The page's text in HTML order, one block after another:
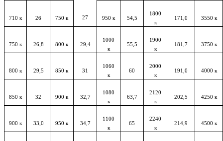
710 к 26 750 к 27 950 к 54,5
1800
к
171,0 3550 к
750 к 26,8 800 к 29,4
1000
к
55,5
1900
к
181,7 3750 к
800 к 29,5 850 к 31
1060
к
60
2000
к
191,0 4000 к
850 к 32 900 к 32,7
1080
к
63,7
2120
к
202,5 4250 к
900 к 33,0 950 к 34,7
1100
к
65
2240
к
214,9 4500 к